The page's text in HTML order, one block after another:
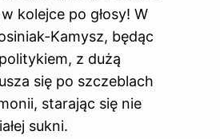
kolejce po głosy! W
Kamysz, będąc
z dużą
się po szczeblach
starając się nie
sukni.